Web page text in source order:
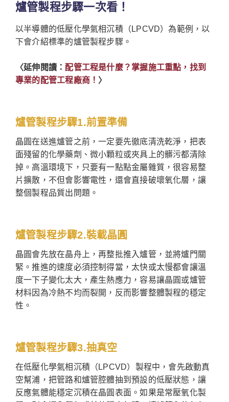
爐管製程步驟一次看！
以半導體的低壓化學氣相沉積（LPCVD）為範例，以
下會介紹標準的爐管製程步驟。
〈延伸閱讀： 配管工程是什麼？掌握施工重點，找到
專業的配管工程廠商！ 〉
爐管製程步驟1.前置準備
晶圓在送進爐管之前，一定要先徹底清洗乾淨，把表
面殘留的化學藥劑、微小顆粒或夾具上的髒污都清除
掉。高溫環境下，只要有一點點金屬雜質，很容易整
片擴散，不但會影響電性，還會直接破壞氧化層，讓
整個製程品質出問題。
爐管製程步驟2.裝載晶圓
晶圓會先放在晶舟上，再整批推入爐管，並將爐門關
緊。推進的速度必須控制得當，太快或太慢都會讓溫
度一下子變化太大，產生熱應力，容易讓晶圓或爐管
材料因為冷熱不均而裂開，反而影響整體製程的穩定
性。
爐管製程步驟3.抽真空
在低壓化學氣相沉積（LPCVD）製程中，會先啟動真
空幫浦，把管路和爐管腔體抽到預設的低壓狀態，讓
反應氣體能穩定沉積在晶圓表面。如果是常壓氧化製